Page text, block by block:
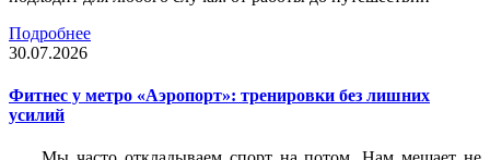
Подробнее
30.07.2026
Фитнес у метро «Аэропорт»: тренировки без лишних
усилий